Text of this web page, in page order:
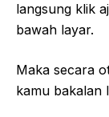
langsung klik
bawah layar.
Maka secara
kamu bakalan